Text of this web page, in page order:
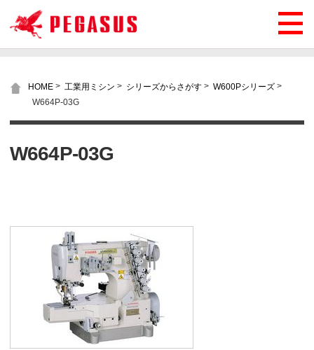
HOME > 工業用ミシン > シリーズからさがす > W600Pシリーズ >
W664P-03G
W664P-03G